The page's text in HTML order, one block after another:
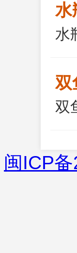
水
水
双
双
闽ICP